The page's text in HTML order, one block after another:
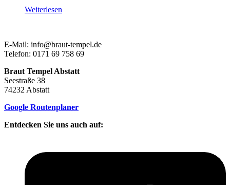
Weiterlesen
E-Mail: info@braut-tempel.de
Telefon: 0171 69 758 69
Braut Tempel Abstatt
Seestraße 38
74232 Abstatt
Google Routenplaner
Entdecken Sie uns auch auf: